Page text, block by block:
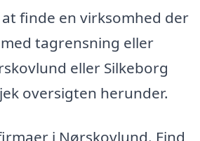
finde en virksomhed der
tagrensning eller
eller Silkeborg
oversigten herunder.
i Nørskovlund. Find